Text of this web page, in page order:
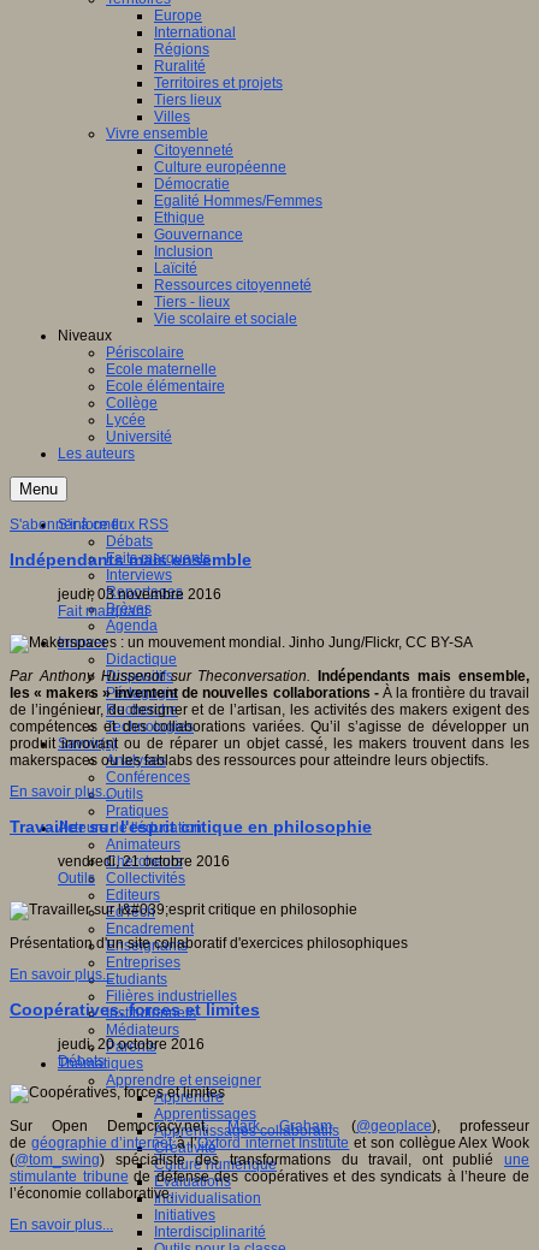
Europe
International
Régions
Ruralité
Territoires et projets
Tiers lieux
Villes
Vivre ensemble
Citoyenneté
Culture européenne
Démocratie
Egalité Hommes/Femmes
Ethique
Gouvernance
Inclusion
Laïcité
Ressources citoyenneté
Tiers - lieux
Vie scolaire et sociale
Niveaux
Périscolaire
Ecole maternelle
Ecole élémentaire
Collège
Lycée
Université
Les auteurs
Menu
S'informer
Débats
Faits marquants
Interviews
Reportages
Brèves
Agenda
Innover
Didactique
Dispositifs
Pédagogie
Recherche
Technologies
Savoir(s)
Analyses
Conférences
Outils
Pratiques
Acteurs de l'éducation
Animateurs
Chercheurs
Collectivités
Editeurs
EdTech
Encadrement
Enseignants
Entreprises
Etudiants
Filières industrielles
Institutionnels
Médiateurs
Parents
Thématiques
Apprendre et enseigner
Apprendre
Apprentissages
Apprentissages collaboratifs
Créativité
Culture numérique
Evaluations
Individualisation
Initiatives
Interdisciplinarité
S'abonner à ce flux RSS
Indépendants mais ensemble
jeudi, 03 novembre 2016
Fait marquant
Par Anthony Hussenot sur Theconversation.
Indépendants mais ensemble,
les « makers » inventent de nouvelles collaborations - À la frontière du travail
de l’ingénieur, du designer et de l’artisan, les activités des makers exigent des
compétences et des collaborations variées. Qu’il s’agisse de développer un
produit innovant ou de réparer un objet cassé, les makers trouvent dans les
makerspaces ou les fablabs des ressources pour atteindre leurs objectifs.
En savoir plus...
Travailler sur l'esprit critique en philosophie
vendredi, 21 octobre 2016
Outils
Présentation d'un site collaboratif d'exercices philosophiques
En savoir plus...
Coopératives, forces et limites
jeudi, 20 octobre 2016
Débats
Sur Open Democracy.net,Mark Graham(@geoplace), professeur
de géographie d’internetà l’Oxford internet Institute et son collègue Alex Wook
(@tom_swing) spécialiste des transformations du travail, ont publié une
stimulante tribune de défense des coopératives et des syndicats à l’heure de
l’économie collaborative.
En savoir plus...